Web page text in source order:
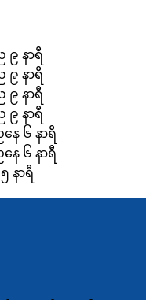
၉ နာရီ
၉ နာရီ
၉ နာရီ
၉ နာရီ
ေ ၆ နာရီ
ေ ၆ နာရီ
နာရီ